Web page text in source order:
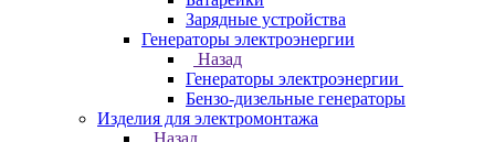
Зарядные устройства
Генераторы электроэнергии
Назад
Генераторы электроэнергии
Бензо-дизельные генераторы
Изделия для электромонтажа
Назад